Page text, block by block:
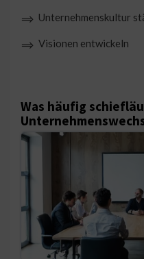
⟹ Unternehmenskultur
⟹ Visionen entwickeln
Was häufig